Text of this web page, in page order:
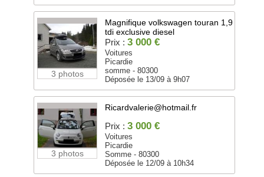
3 photos
Magnifique volkswagen touran 1,9
tdi exclusive diesel
Prix : 3 000 €
Voitures
Picardie
somme - 80300
Déposée le 13/09 à 9h07
3 photos
Ricardvalerie@hotmail.fr
Prix : 3 000 €
Voitures
Picardie
Somme - 80300
Déposée le 12/09 à 10h34